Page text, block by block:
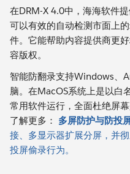
在DRM-X 4.0中，海海软件
可以有效的自动检测市面上
件。它能帮助内容提供商更
容版权。
智能防翻录支持Windows、
脑。在MacOS系统上是以白
常用软件运行，全面杜绝屏幕
了解更多： 多屏防护与防投
接、多显示器扩展分屏，并
投屏偷录行为。